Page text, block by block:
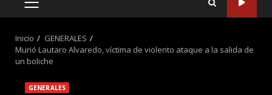
MENÚ
Inicio
GENERALES
Murió Lautaro Alvaredo, víctima de violento ataque a la salida de
un boliche
GENERALES